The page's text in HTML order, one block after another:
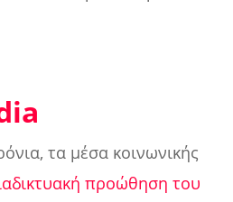
τα μέσα κοινωνικής
προώθηση του